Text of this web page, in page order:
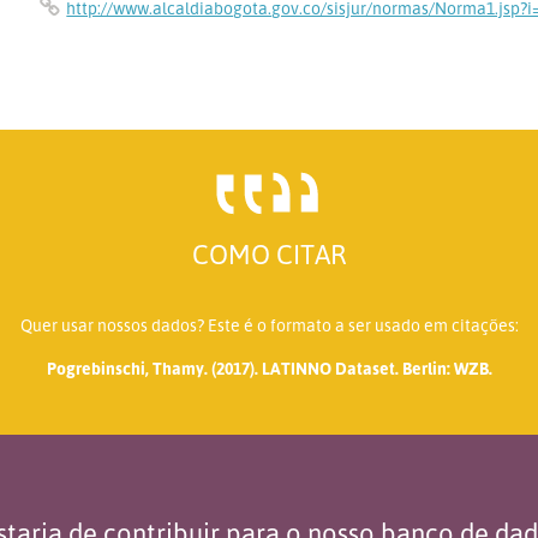
http://www.alcaldiabogota.gov.co/sisjur/normas/
COMO CITAR
Quer usar nossos dados? Este é o formato a ser usado em citações:
Pogrebinschi, Thamy. (2017). LATINNO Dataset. Berlin: WZB.